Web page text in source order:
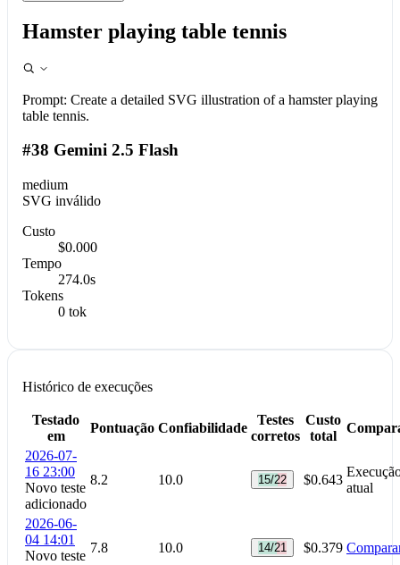
Hamster playing table tennis
Prompt: Create a detailed SVG illustration of a hamster playing
table tennis.
#38 Gemini 2.5 Flash
medium
SVG inválido
Custo
$0.000
Tempo
274.0s
Tokens
0 tok
Histórico de execuções
Testado
em
Pontuação Confiabilidade
Testes
corretos
Custo
total
2026-07-
16 23:00
Novo teste
adicionado
8.2 10.0 15/22 $0.643
atual
2026-06-
04 14:01
Novo teste
7.8 10.0 14/21 $0.379